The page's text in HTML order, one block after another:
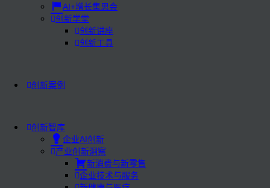
AI+增长集思会
创新学堂
创新讲座
创新工具
创新案例
创新智库
企业AI创新
产业创新洞察
新消费与新零售
企业技术与服务